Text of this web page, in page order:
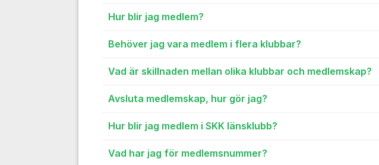
Hur blir jag medlem?
Behöver jag vara medlem i flera klubbar?
Vad är skillnaden mellan olika klubbar och medlemskap?
Avsluta medlemskap, hur gör jag?
Hur blir jag medlem i SKK länsklubb?
Vad har jag för medlemsnummer?